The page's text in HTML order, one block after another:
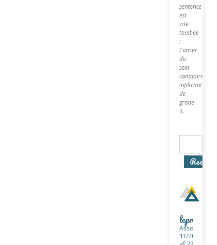
sentence
est
vite
tombée
:
Cancer
du
sein
canalaire
infiltrant
de
grade
3.
Association
11/2001